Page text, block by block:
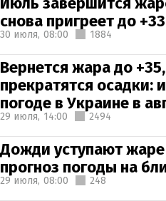
снова пригреет до
30 июля, 08:00 1884
Вернется жара до
прекратятся осадки:
погоде в Украине в
29 июля, 14:00 2494
Дожди уступают жаре
прогноз погоды на
29 июля, 08:00 248